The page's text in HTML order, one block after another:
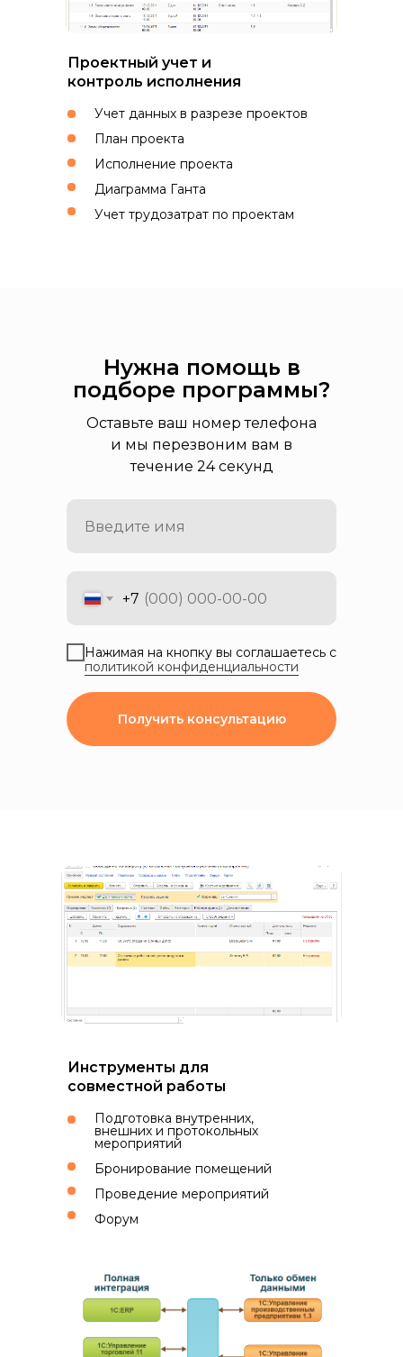
Учет данных в разрезе проектов
План проекта
Исполнение проекта
Диаграмма Ганта
Учет трудозатрат по проектам
Проектный учет и
контроль исполнения
Нужна помощь в
подборе программы?
+7
Нажимая на кнопку вы соглашаетесь с
политикой конфиденциальности
Получить консультацию
Оставьте ваш номер телефона
и мы перезвоним вам в
течение 24 секунд
Подготовка внутренних,
внешних и протокольных
мероприятий
Бронирование помещений
Проведение мероприятий
Форум
Инструменты для
совместной работы